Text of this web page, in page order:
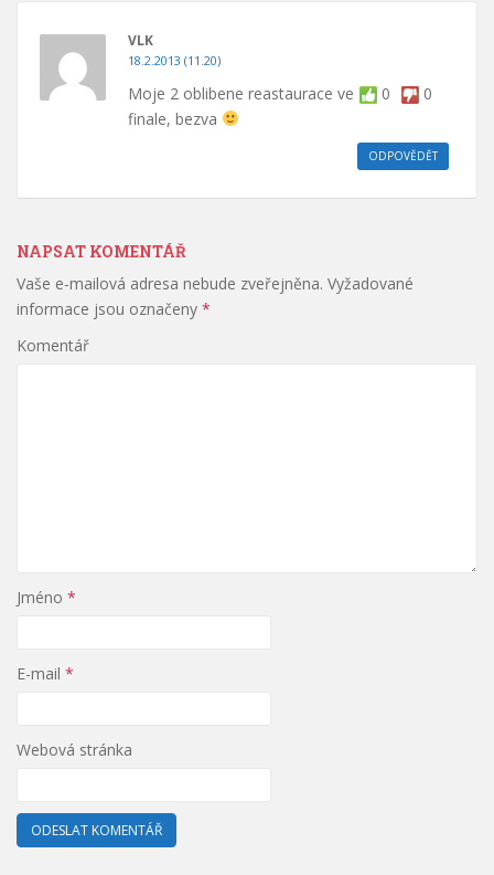
VLK
18.2.2013 (11.20)
0 0
Moje 2 oblibene reastaurace ve
finale, bezva
ODPOVĚDĚT
NAPSAT KOMENTÁŘ
Vaše e-mailová adresa nebude zveřejněna. Vyžadované
informace jsou označeny *
Komentář
Jméno *
E-mail *
Webová stránka